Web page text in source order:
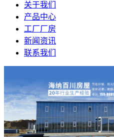
关于我们
产品中心
工厂厂房
新闻资讯
联系我们